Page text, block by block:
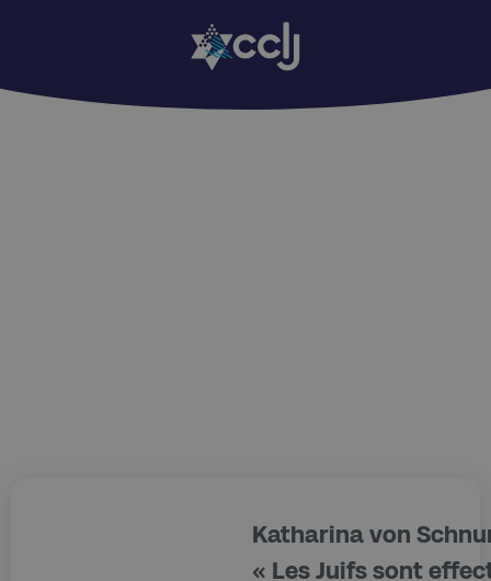
Katharina von
« Les Juifs sont